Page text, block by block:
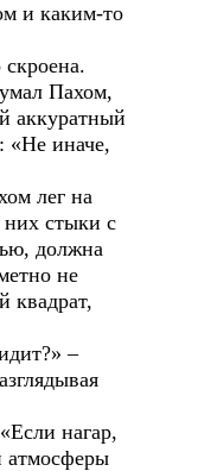
и каким-то
Пахом,
аккуратный
«Не иначе,
лег на
них стыки с
должна
не
квадрат,
–
нагар,
атмосферы